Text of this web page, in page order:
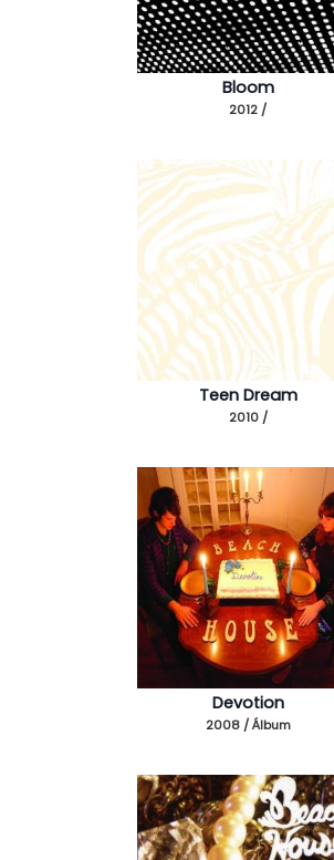
Bloom
2012 /
Teen Dream
2010 /
Devotion
2008 / Álbum